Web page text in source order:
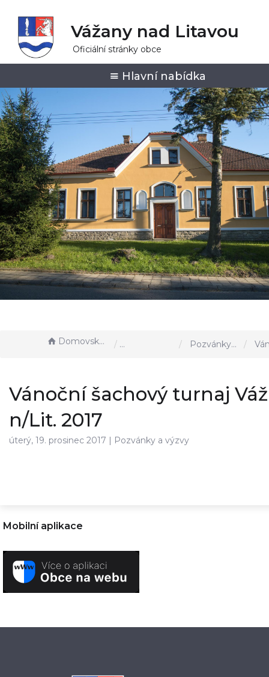
Vážany nad Litavou
Oficiální stránky obce
Hlavní nabídka
Domovská stránka Aktuality, akce u nás Pozvánky a výzvy Vánoční
Vánoční šachový turnaj
n/Lit. 2017
úterý, 19. prosinec 2017 | Pozvánky a výzvy
Mobilní aplikace